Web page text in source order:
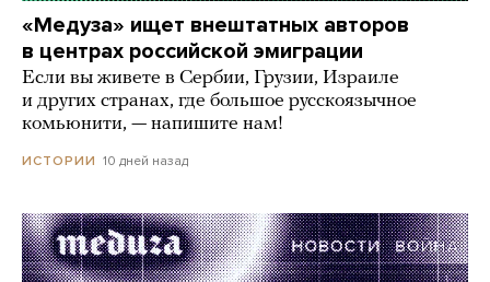
«Медуза» ищет внештатных авторов
в центрах российской эмиграции
Если вы живете в Сербии, Грузии, Израиле
и других странах, где большое русскоязычное
комьюнити, — напишите нам!
ИСТОРИИ 10 дней назад